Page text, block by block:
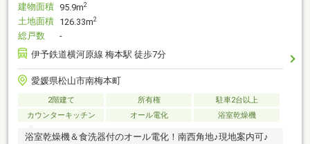
建物面積 95.9m2
土地面積 126.33m2
総戸数
-
伊予鉄道横河原線 梅本駅 徒歩7分
愛媛県松山市南梅本町
2階建て 所有権
駐車2台以上
カウンターキッチン
オール電化 浴室乾燥機
浴室乾燥機＆食洗器付のオール電化！南西角地♪現地案内可♪